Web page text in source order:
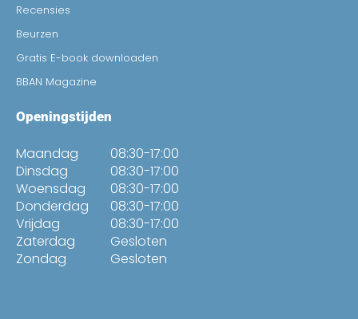
Recensies
Beurzen
Gratis E-book downloaden
BBAN Magazine
Openingstijden
Maandag
Dinsdag
Woensdag
Donderdag
Vrijdag
Zaterdag
Zondag
08:30-17:00
08:30-17:00
08:30-17:00
08:30-17:00
08:30-17:00
Gesloten
Gesloten